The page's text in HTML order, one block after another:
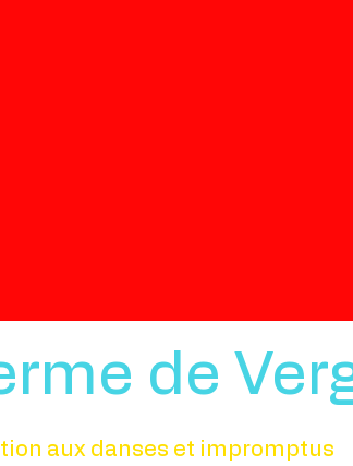
de
aux danses et impromptus